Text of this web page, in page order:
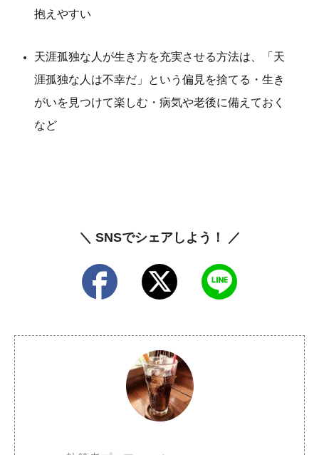
抱えやすい
天涯孤独な人が生き方を充実させる方法は、「天
涯孤独な人は不幸だ」という偏見を捨てる・生き
がいを見つけて楽しむ・病気や老後に備えておく
など
＼ SNSでシェアしよう！ ／